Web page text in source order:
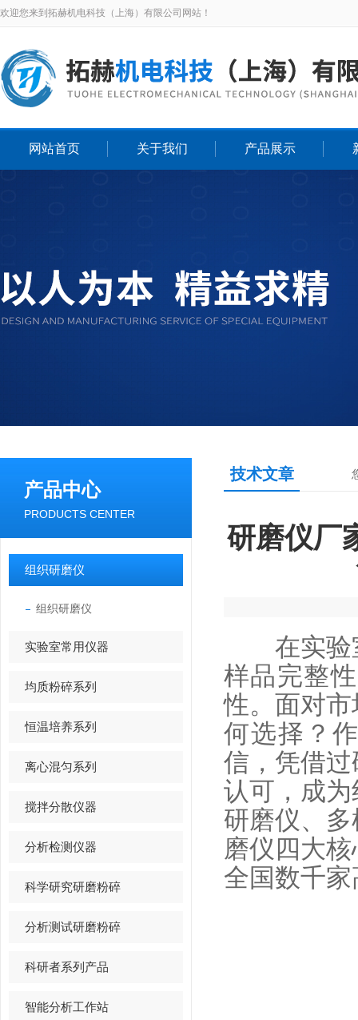
欢迎您来到拓赫机电科技（上海）有限公司网站！
网站首页 关于我们 产品展示
产品中心
PRODUCTS CENTER
组织研磨仪
组织研磨仪
实验室常用仪器
均质粉碎系列
恒温培养系列
离心混匀系列
搅拌分散仪器
分析检测仪器
科学研究研磨粉碎
分析测试研磨粉碎
科研者系列产品
智能分析工作站
技术文章
研磨仪厂
在实验室
样品完整
性。面对
何选择？
信，凭借
认可，成
研磨仪、
磨仪四大
全国数千